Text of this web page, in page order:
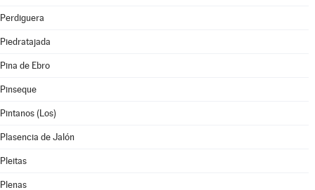
Perdiguera
Piedratajada
Pina de Ebro
Pinseque
Pintanos (Los)
Plasencia de Jalón
Pleitas
Plenas